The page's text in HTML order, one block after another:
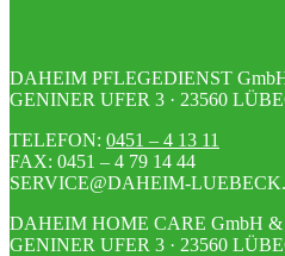
DAHEIM PFLEGEDIENST
GENINER UFER 3 · 23560
TELEFON: 0451 – 4 13 11
FAX: 0451 – 4 79 14 44
SERVICE@DAHEIM-
DAHEIM HOME CARE GmbH &
GENINER UFER 3 · 23560